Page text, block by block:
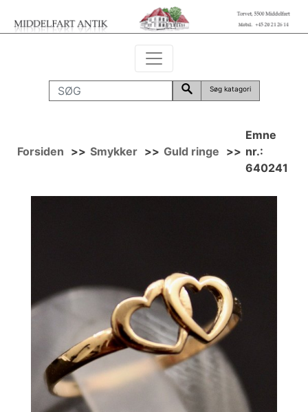
Søg katagori
Forsiden >> Smykker >> Guld ringe >>
Emne
nr.:
640241